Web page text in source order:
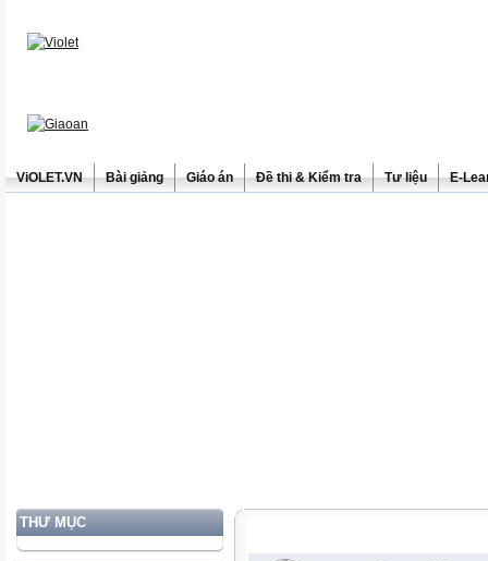
ViOLET.VN Bài giảng Giáo án Đề thi & Kiểm tra Tư liệu E-
THƯ MỤC